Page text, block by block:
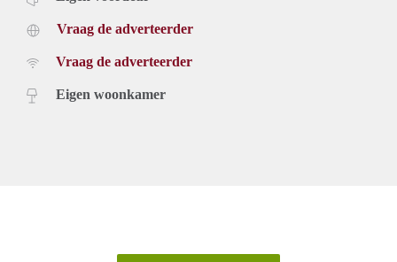
Vraag de adverteerder
Vraag de adverteerder
Eigen woonkamer